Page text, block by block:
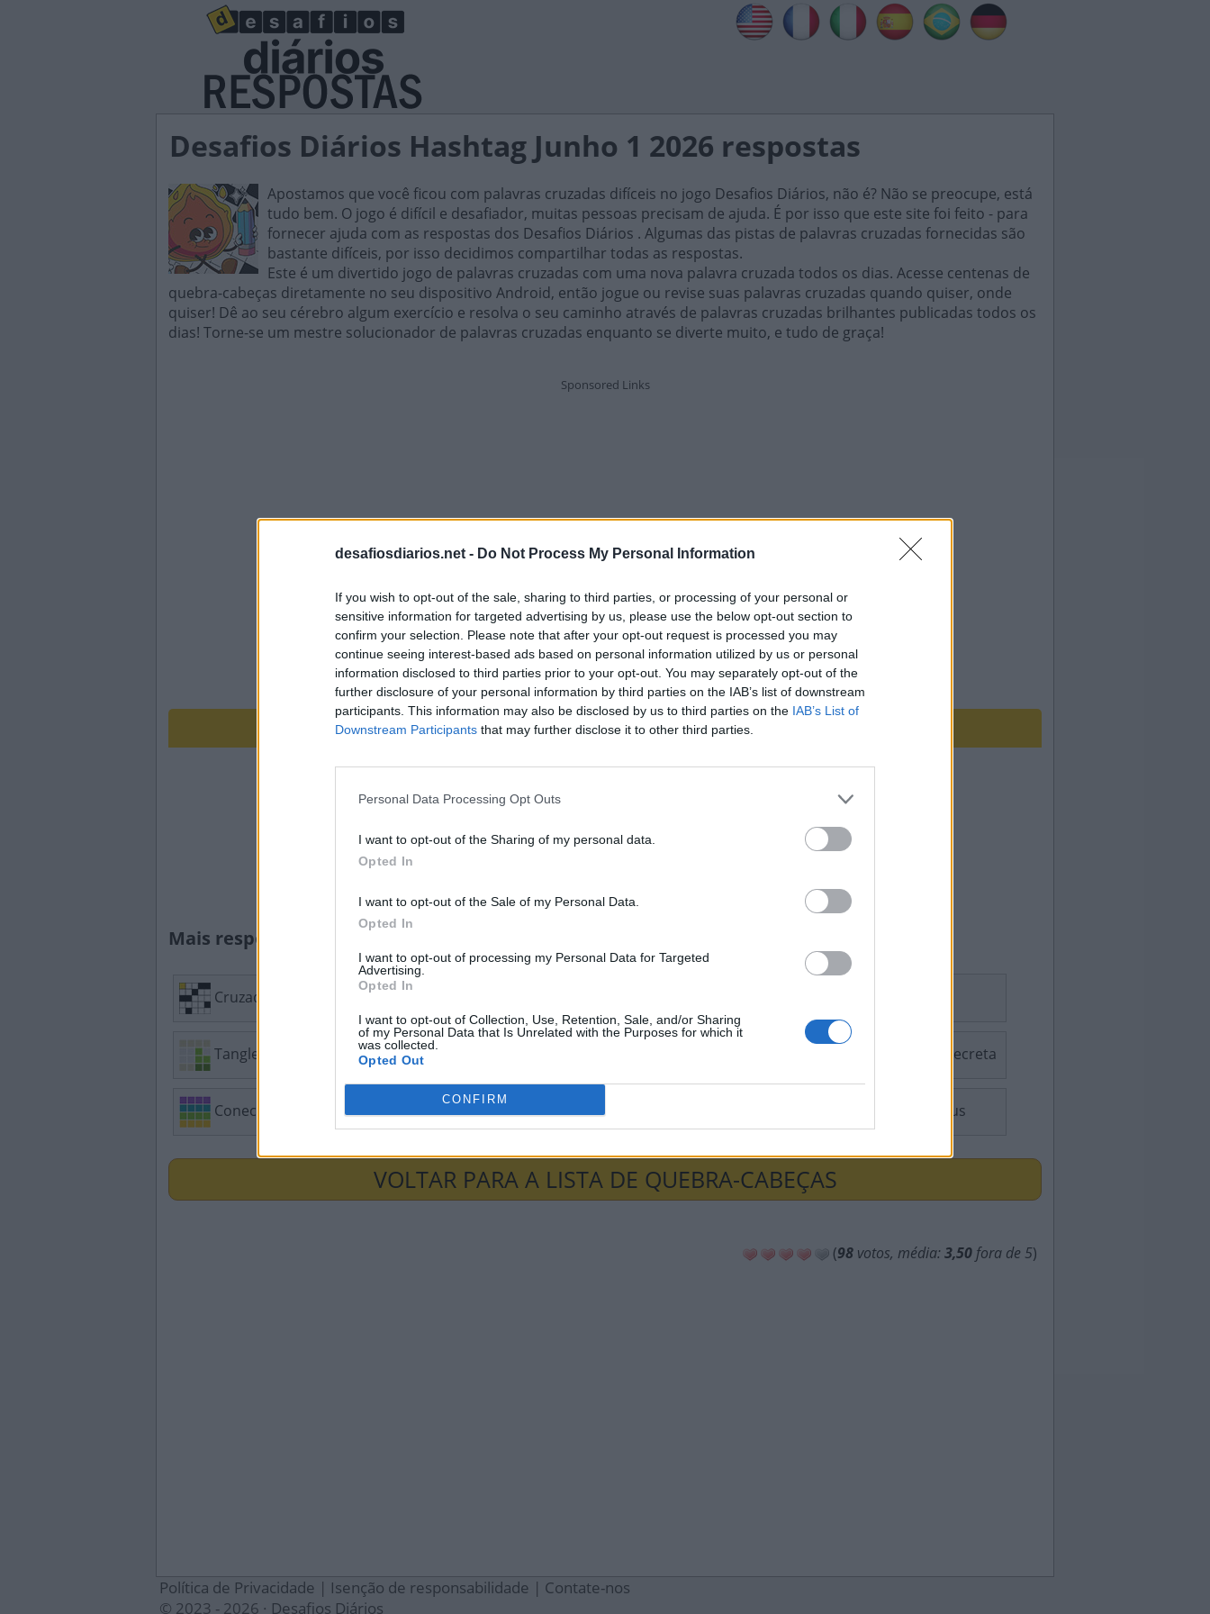
desafiosdiarios.net - Do Not Process My Personal Information
If you wish to opt-out of the sale, sharing to third parties, or processing of your personal or
sensitive information for targeted advertising by us, please use the below opt-out section to
confirm your selection. Please note that after your opt-out request is processed you may
continue seeing interest-based ads based on personal information utilized by us or personal
information disclosed to third parties prior to your opt-out. You may separately opt-out of the
further disclosure of your personal information by third parties on the IAB’s list of downstream
participants. This information may also be disclosed by us to third parties on the IAB’s List of
Downstream Participants that may further disclose it to other third parties.
Personal Data Processing Opt Outs
I want to opt-out of the Sharing of my personal data.
Opted In
I want to opt-out of the Sale of my Personal Data.
Opted In
I want to opt-out of processing my Personal Data for Targeted
Advertising.
Opted In
I want to opt-out of Collection, Use, Retention, Sale, and/or Sharing
of my Personal Data that Is Unrelated with the Purposes for which it
was collected.
Opted Out
CONFIRM
Desafios Diários Hashtag Junho 1 2026 respostas
Apostamos que você ficou com palavras cruzadas difíceis no jogo Desafios Diários, não é? Não se preocupe, está
tudo bem. O jogo é difícil e desafiador, muitas pessoas precisam de ajuda. É por isso que este site foi feito - para
fornecer ajuda com as respostas dos Desafios Diários . Algumas das pistas de palavras cruzadas fornecidas são
bastante difíceis, por isso decidimos compartilhar todas as respostas.
Este é um divertido jogo de palavras cruzadas com uma nova palavra cruzada todos os dias. Acesse centenas de
quebra-cabeças diretamente no seu dispositivo Android, então jogue ou revise suas palavras cruzadas quando quiser, onde
quiser! Dê ao seu cérebro algum exercício e resolva o seu caminho através de palavras cruzadas brilhantes publicadas todos os
dias! Torne-se um mestre solucionador de palavras cruzadas enquanto se diverte muito, e tudo de graça!
Hashtag Junho 1 2026
L
A
V I D
O
Mais respostas de quebra-cabeças:
Cruzadinha Mini
Tangle Caça Palavras Palavra Secreta
Conectado Palavra Secreta Criptograma Consensus
VOLTAR PARA A LISTA DE QUEBRA-CABEÇAS
(98 votos, média: 3,50 fora de 5)
Política de Privacidade | Isenção de responsabilidade | Contate-nos
© 2023 - 2026 · Desafios Diários